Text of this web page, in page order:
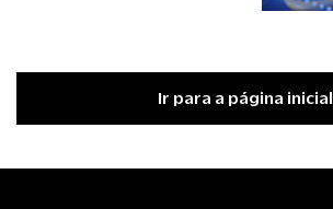
Ir para a página inicial